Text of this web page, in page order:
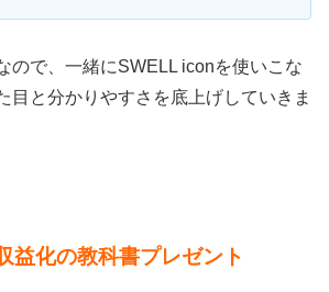
ので、一緒にSWELL iconを使いこな
目と分かりやすさを底上げしていきま
益化の教科書プレゼント